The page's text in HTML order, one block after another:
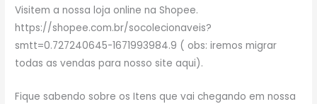
Visitem a nossa loja online na Shopee.
https://shopee.com.br/socolecionaveis?
smtt=0.727240645-1671993984.9 ( obs: iremos migrar
todas as vendas para nosso site aqui).
Fique sabendo sobre os Itens que vai chegando em nossa